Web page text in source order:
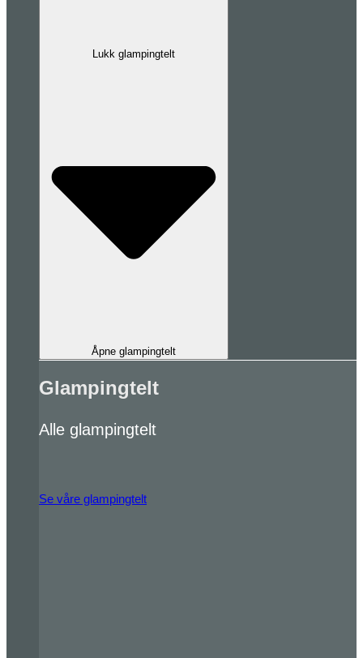
Lukk glampingtelt
Åpne glampingtelt
Glampingtelt
Alle glampingtelt
Se våre glampingtelt